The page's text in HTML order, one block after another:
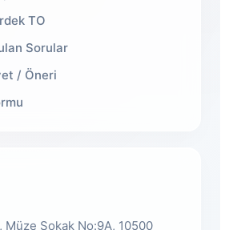
TO
Sorular
/ Öneri
Müze Sokak No:9A, 10500